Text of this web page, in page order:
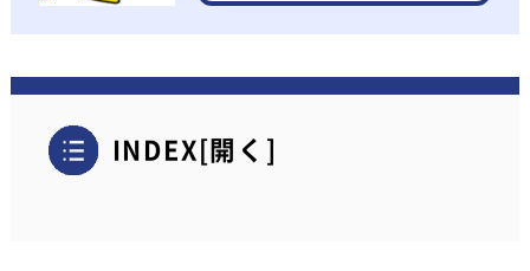
INDEX 開く